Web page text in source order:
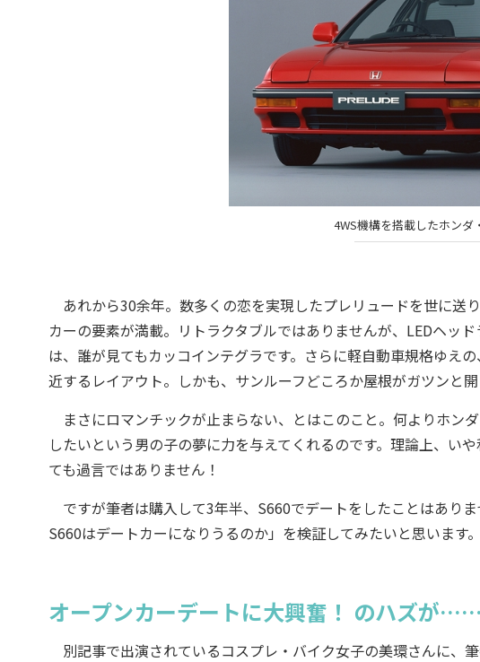
4WS機構を搭載したホンダ
あれから30余年。数多くの恋を実現したプレリュードを世に送
カーの要素が満載。リトラクタブルではありませんが、LEDヘッ
は、誰が見てもカッコインテグラです。さらに軽自動車規格ゆえ
近するレイアウト。しかも、サンルーフどころか屋根がガツンと開
まさにロマンチックが止まらない、とはこのこと。何よりホン
したいという男の子の夢に力を与えてくれるのです。理論上、い
ても過言ではありません！
ですが筆者は購入して3年半、S660でデートをしたことはありま
S660はデートカーになりうるのか」を検証してみたいと思います。
オープンカーデートに大興奮！ のハズが……
別記事で出演されているコスプレ・バイク女子の美環さんに